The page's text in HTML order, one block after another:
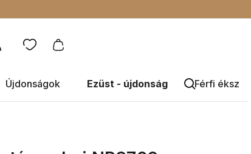
Újdonságok Ezüst - újdonság Férfi